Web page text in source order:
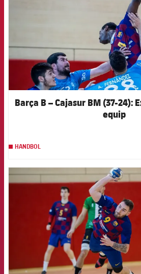
Barça B – Cajasur BM (37-24):
equip
HANDBOL
FCB